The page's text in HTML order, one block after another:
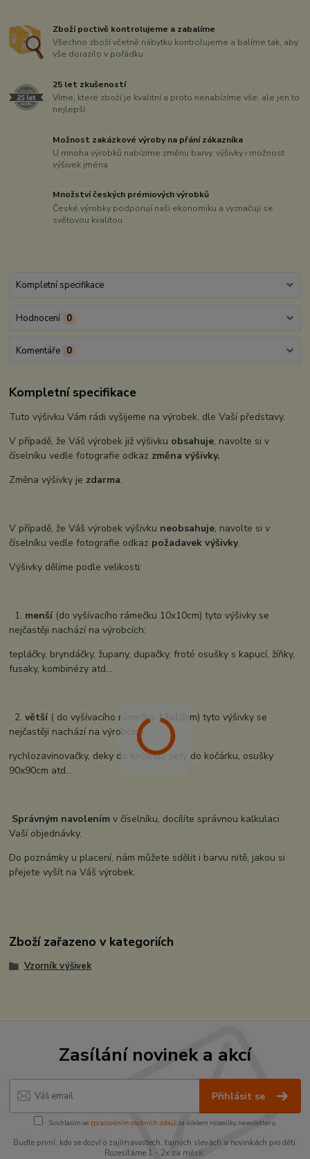
Zboží poctivě kontrolujeme a zabalíme
Všechno zboží včetně nábytku kontrolujeme a balíme tak, aby
vše dorazilo v pořádku
25 let zkušeností
Víme, které zboží je kvalitní a proto nenabízíme vše, ale jen to
nejlepší
Možnost zakázkové výroby na přání zákazníka
U mnoha výrobků nabízíme změnu barvy, výšivky i možnost
výšivek jména
Množství českých prémiových výrobků
České výrobky podporují naši ekonomiku a vyznačují se
světovou kvalitou
Kompletní specifikace
Hodnocení 0
Komentáře 0
Kompletní specifikace
Tuto výšivku Vám rádi vyšijeme na výrobek, dle Vaší představy.
V případě, že Váš výrobek již výšivku obsahuje, navolte si v
číselníku vedle fotografie odkaz změna výšivky.
Změna výšivky je zdarma.
V případě, že Váš výrobek výšivku neobsahuje, navolte si v
číselníku vedle fotografie odkaz požadavek výšivky.
Výšivky dělíme podle velikosti:
1. menší (do vyšívacího rámečku 10x10cm) tyto výšivky se
nejčastěji nachází na výrobcích:
tepláčky, bryndáčky, župany, dupačky, froté osušky s kapucí, žíňky,
fusaky, kombinézy atd...
2.větší ( do vyšívacího rámečku 13x18cm) tyto výšivky se
nejčastěji nachází na výrobcích:
rychlozavinovačky, deky do kočárku, sety do kočárku, osušky
90x90cm atd...
Správným navolením v číselníku, docílíte správnou kalkulaci
Vaší objednávky.
Do poznámky u placení, nám můžete sdělit i barvu nitě, jakou si
přejete vyšít na Váš výrobek.
Zboží zařazeno v kategoriích
Vzorník výšivek
Zasílání novinek a akcí
Přihlásit se
Souhlasím se zpracováním osobních údajůza účelem rozesílky newsletteru.
Buďte první, kdo se dozví o zajímavostech, tajných slevách a novinkách pro děti.
Rozesíláme 1 - 2x za měsíc.